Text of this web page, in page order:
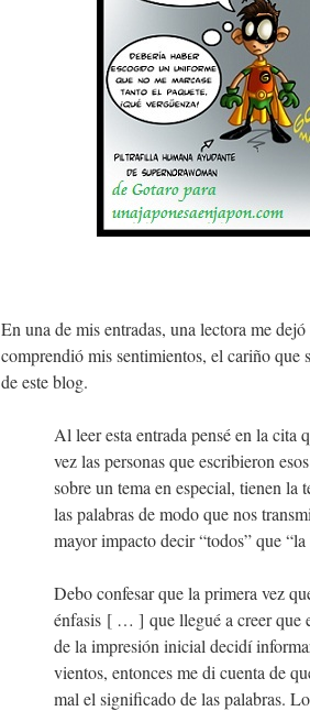
En una de mis entradas, una lectora me
comprendió mis sentimientos, el cariño que
de este blog.
Al leer esta entrada pensé en la cita
vez las personas que escribieron
sobre un tema en especial, tienen la
las palabras de modo que nos
mayor impacto decir “todos” que
Debo confesar que la primera vez
énfasis [ … ] que llegué a creer que
de la impresión inicial decidí
vientos, entonces me di cuenta de
mal el significado de las palabras.